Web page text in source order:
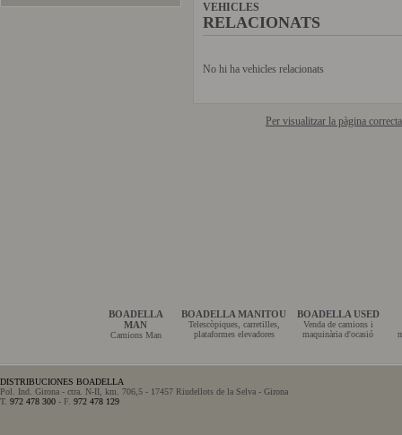
VEHICLES
RELACIONATS
No hi ha vehicles relacionats
Per visualitzar la pàgina
BOADELLA
MAN
Camions Man
BOADELLA MANITOU
Telescòpiques, carretilles,
plataformes elevadores
BOADELLA USED
Venda de camions i
maquinària d'ocasió
DISTRIBUCIONES BOADELLA
Pol. Ind. Girona - ctra. N-II, km. 706,5 - 17457 Riudellots de la Selva - Girona
T. 972 478 300 - F. 972 478 129